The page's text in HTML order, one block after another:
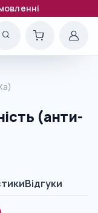
(анти-
Відгуки